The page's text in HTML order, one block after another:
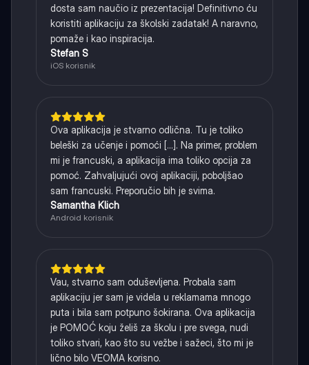
dosta sam naučio iz prezentacija! Definitivno ću
koristiti aplikaciju za školski zadatak! A naravno,
pomaže i kao inspiracija.
Stefan S
iOS korisnik
Ova aplikacija je stvarno odlična. Tu je toliko
beleški za učenje i pomoći [...]. Na primer, problem
mi je francuski, a aplikacija ima toliko opcija za
pomoć. Zahvaljujući ovoj aplikaciji, poboljšao
sam francuski. Preporučio bih je svima.
Samantha Klich
Android korisnik
Vau, stvarno sam oduševljena. Probala sam
aplikaciju jer sam je videla u reklamama mnogo
puta i bila sam potpuno šokirana. Ova aplikacija
je POMOĆ koju želiš za školu i pre svega, nudi
toliko stvari, kao što su vežbe i sažeci, što mi je
lično bilo VEOMA korisno.